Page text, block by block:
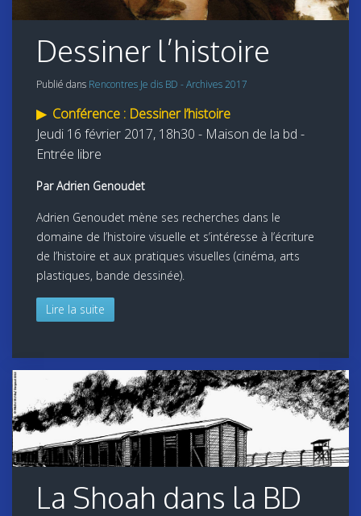
Dessiner l’histoire
Publié dans Rencontres Je dis BD - Archives 2017
▶ Conférence : Dessiner l’histoire
Jeudi 16 février 2017, 18h30 - Maison de la bd -
Entrée libre
Par Adrien Genoudet
Adrien Genoudet mène ses recherches dans le
domaine de l’histoire visuelle et s’intéresse à l’écriture
de l’histoire et aux pratiques visuelles (cinéma, arts
plastiques, bande dessinée).
Lire la suite
La Shoah dans la BD